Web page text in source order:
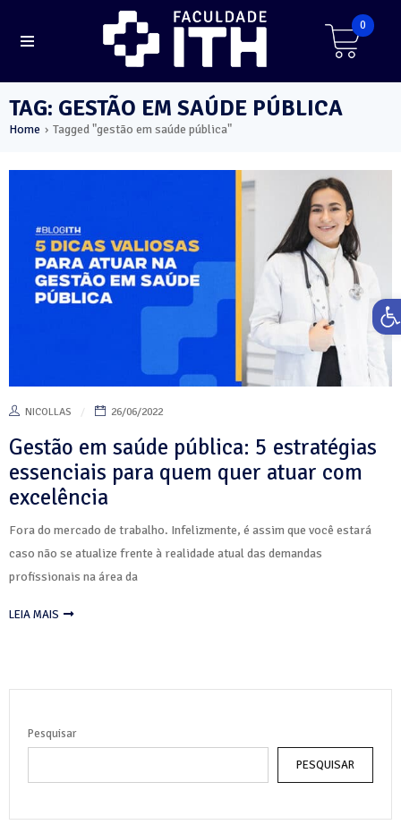
0
TAG: GESTÃO EM SAÚDE PÚBLICA
Home › Tagged "gestão em saúde pública"
NICOLLAS 26/06/2022
Gestão em saúde pública: 5 estratégias
essenciais para quem quer atuar com
excelência
Fora do mercado de trabalho. Infelizmente, é assim que você estará
caso não se atualize frente à realidade atual das demandas
profissionais na área da
LEIA MAIS
Pesquisar
PESQUISAR